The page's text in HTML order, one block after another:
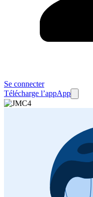
Se connecter
Télécharge l’appApp